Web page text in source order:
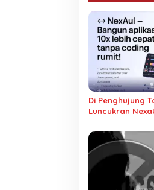
Di Penghujung
Luncukran